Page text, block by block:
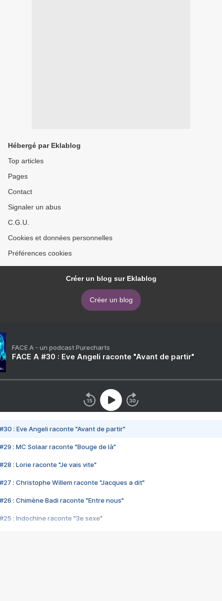
Hébergé par Eklablog
Top articles
Pages
Contact
Signaler un abus
C.G.U.
Cookies et données personnelles
Préférences cookies
Créer un blog sur Eklablog
Créer un blog
FACE A - un podcast Purecharts
FACE A #30 : Eve Angeli raconte "Avant de partir"
#30 : Eve Angeli raconte "Avant de partir"
#29 : MC Solaar raconte "Bouge de là"
#28 : Lorie raconte "Je vais vite"
#27 : Christophe Willem raconte "Jacques a dit"
#26 : Chimène Badi raconte "Entre nous"
#25 : Indochine raconte "3e sexe"